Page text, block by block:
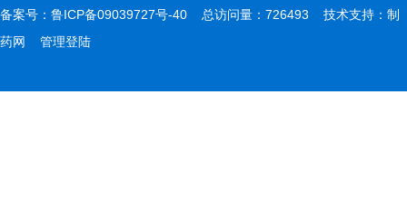
备案号： 鲁ICP备09039727号-40 总访问量：726493 技术支持： 制
药网
管理登陆